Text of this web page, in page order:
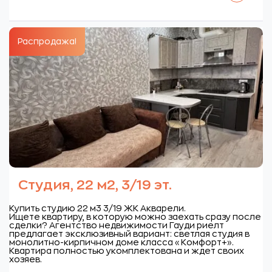
Распродажа!
Студия, 22 м2, 3/19 эт.
Купить студию 22 м3 3/19 ЖК Акварели.
Ищете квартиру, в которую можно заехать сразу после
сделки? Агентство недвижимости Гауди риелт
предлагает эксклюзивный вариант: светлая студия в
монолитно-кирпичном доме класса «Комфорт+».
Квартира полностью укомплектована и ждет своих
хозяев.